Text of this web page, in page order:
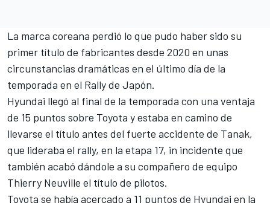
La marca coreana perdió lo que pudo haber sido su
primer título de fabricantes desde 2020 en unas
circunstancias dramáticas en el último día de la
temporada en el Rally de Japón.
Hyundai llegó al final de la temporada con una ventaja
de 15 puntos sobre Toyota y estaba en camino de
llevarse el título antes del fuerte accidente de Tanak,
que lideraba el rally, en la etapa 17, in incidente que
también acabó dándole a su compañero de equipo
Thierry Neuville el título de pilotos.
Toyota se había acercado a 11 puntos de Hyundai en la